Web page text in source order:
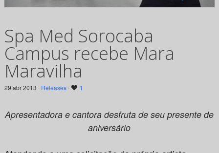
Spa Med Sorocaba
Campus recebe Mara
Maravilha
29 abr 2013 · Releases· 1
Apresentadora e cantora desfruta de seu presente de
aniversário